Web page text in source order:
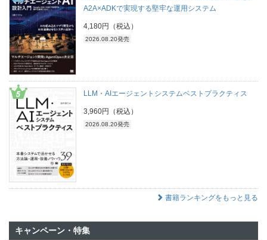
A2A×ADKで実現する堅牢な運用システム
4,180円（税込）
2026.08.20発売
LLM・AIエージェントシステムベストプラクティス
3,960円（税込）
2026.08.20発売
書籍ランキングをもっと見る
キャンペーン・特集